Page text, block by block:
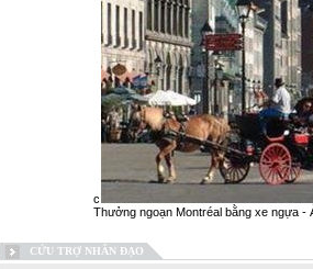
c
Thưởng ngoạn Montréal bằng xe ngựa -
CỨU TRỢ NHÂN ĐẠO